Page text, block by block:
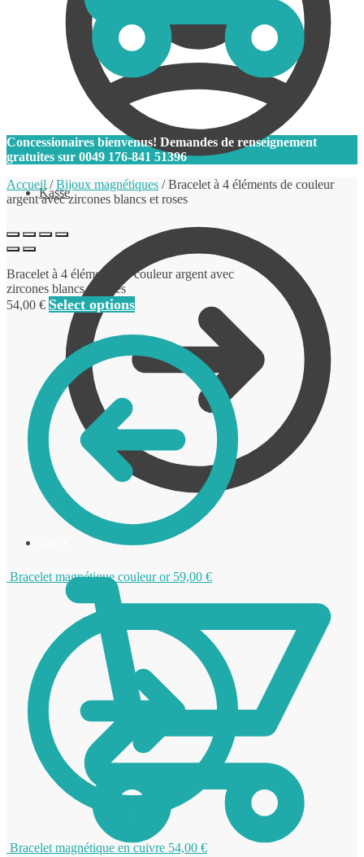
Kasse
Concessionaires bienvenus! Demandes de renseignement
gratuites sur 0049 176-841 51396
Accueil /Bijoux magnétiques /Bracelet à 4 éléments de couleur
argent avec zircones blancs et roses
Bracelet à 4 éléments de couleur argent avec
zircones blancs et roses
54,00 € Select options
Bracelet magnétique couleur or 59,00 €
Bracelet magnétique en cuivre 54,00 €